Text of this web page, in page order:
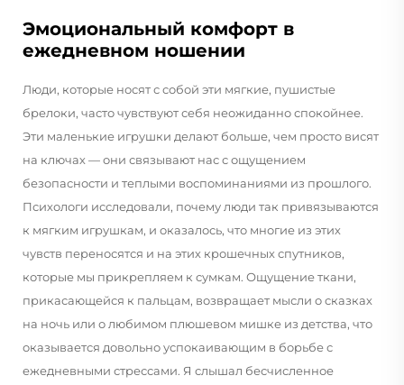
Эмоциональный комфорт в
ежедневном ношении
Люди, которые носят с собой эти мягкие, пушистые
брелоки, часто чувствуют себя неожиданно спокойнее.
Эти маленькие игрушки делают больше, чем просто висят
на ключах — они связывают нас с ощущением
безопасности и теплыми воспоминаниями из прошлого.
Психологи исследовали, почему люди так привязываются
к мягким игрушкам, и оказалось, что многие из этих
чувств переносятся и на этих крошечных спутников,
которые мы прикрепляем к сумкам. Ощущение ткани,
прикасающейся к пальцам, возвращает мысли о сказках
на ночь или о любимом плюшевом мишке из детства, что
оказывается довольно успокаивающим в борьбе с
ежедневными стрессами. Я слышал бесчисленное